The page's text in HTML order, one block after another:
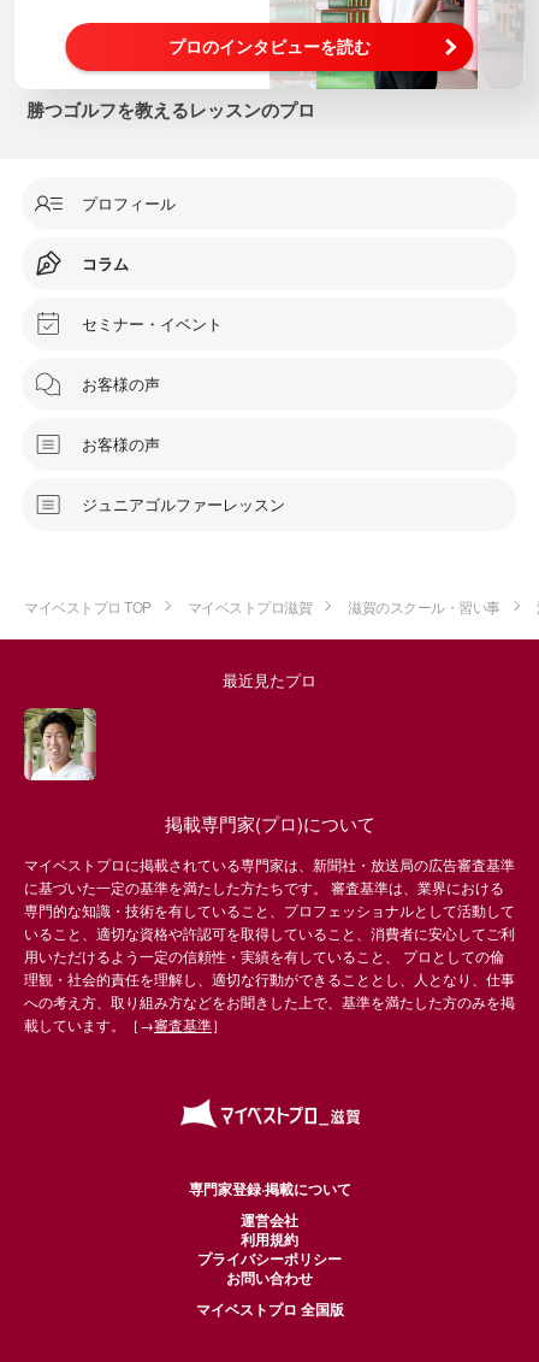
プロのインタビューを読む
勝つゴルフを教えるレッスンのプロ
プロフィール
コラム
セミナー・イベント
お客様の声
お客様の声
ジュニアゴルファーレッスン
マイベストプロ TOP マイベストプロ滋賀 滋賀のスクール・習い事
最近見たプロ
掲載専門家(プロ)について
マイベストプロに掲載されている専門家は、新聞社・放送局の広告審査基準
に基づいた一定の基準を満たした方たちです。 審査基準は、業界における
専門的な知識・技術を有していること、プロフェッショナルとして活動して
いること、適切な資格や許認可を取得していること、消費者に安心してご利
用いただけるよう一定の信頼性・実績を有していること、 プロとしての倫
理観・社会的責任を理解し、適切な行動ができることとし、人となり、仕事
への考え方、取り組み方などをお聞きした上で、基準を満たした方のみを掲
載しています。［→審査基準］
専門家登録·掲載について
運営会社
利用規約
プライバシーポリシー
お問い合わせ
マイベストプロ 全国版